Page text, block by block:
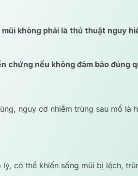
mũi không phải là thủ thuật nguy
chứng nếu không đảm bảo đúng
nguy cơ nhiễm trùng sau mổ là
có thể khiến sống mũi bị lệch,